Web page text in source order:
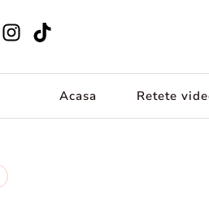
Acasa Retete